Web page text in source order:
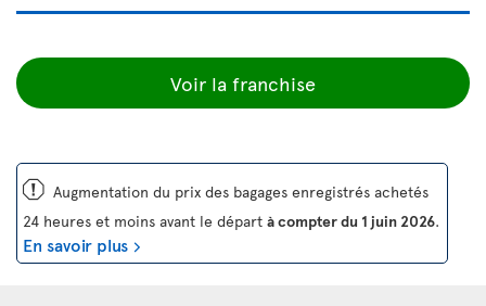
Voir la franchise
ü Augmentation du prix des bagages enregistrés achetés
24 heures et moins avant le départ à compter du 1 juin 2026.
En savoir plus